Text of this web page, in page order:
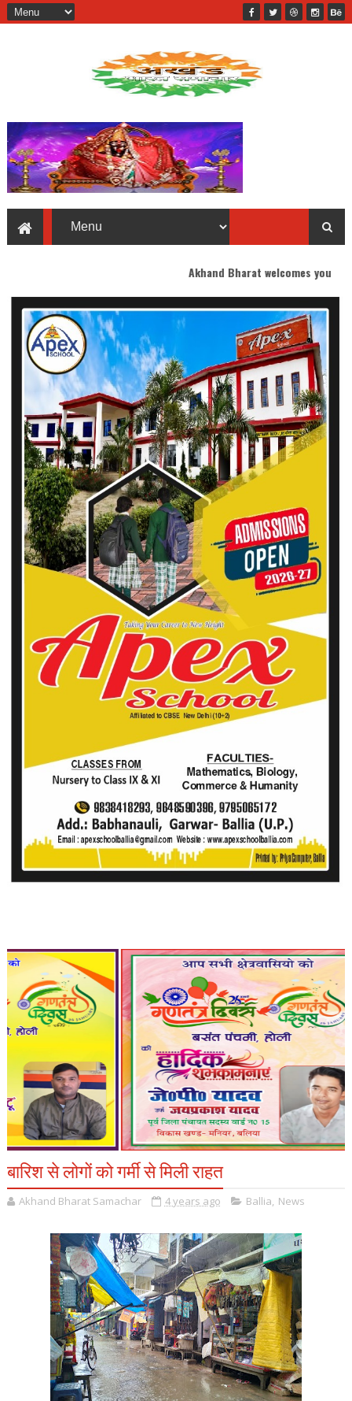
Akhand Bharat welcomes you
बारिश से लोगों को गर्मी से मिली राहत
Akhand Bharat Samachar 4 years ago Ballia, News